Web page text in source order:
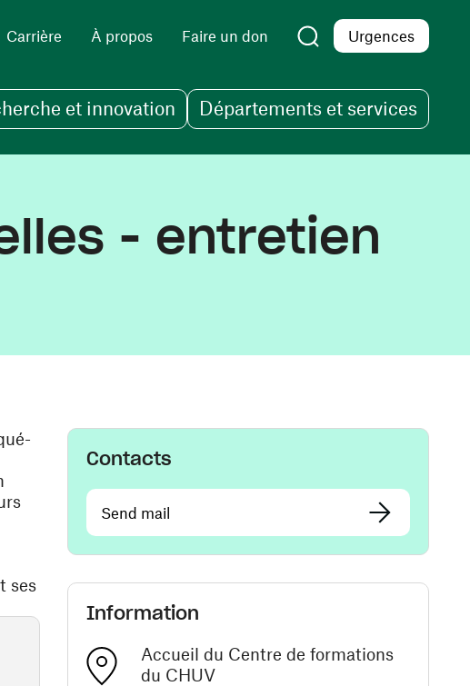
Carrière À propos Faire un don Urgences
et innovation Départements et services
- entretien
ses
Contacts
Send mail
Information
Accueil du Centre de formations
du CHUV